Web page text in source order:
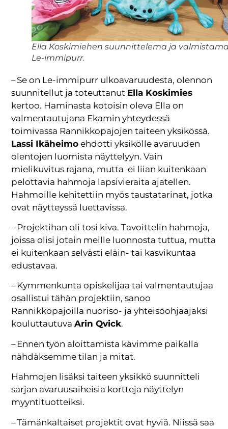
Ella Koskimiehen suunnittelema ja
Le-immipurr.
– Se on Le-immipurr ulkoavaruudesta, olennon
suunnitellut ja toteuttanut Ella Koskimies
kertoo. Haminasta kotoisin oleva Ella on
valmentautujana Ekamin yhteydessä
toimivassa Rannikkopajojen taiteen yksikössä.
Lassi Ikäheimo ehdotti yksikölle avaruuden
olentojen luomista näyttelyyn. Vain
mielikuvitus rajana, mutta ei liian kuitenkaan
pelottavia hahmoja lapsivieraita ajatellen.
Hahmoille kehitettiin myös taustatarinat, jotka
ovat näytteyssä luettavissa.
– Projektihan oli tosi kiva. Tavoittelin hahmoja,
joissa olisi jotain meille luonnosta tuttua, mutta
ei kuitenkaan selvästi eläin- tai kasvikuntaa
edustavaa.
– Kymmenkunta opiskelijaa tai valmentautujaa
osallistui tähän projektiin, sanoo
Rannikkopajoilla nuoriso- ja yhteisöohjaajaksi
kouluttautuvaArin Qvick.
– Ennen työn aloittamista kävimme paikalla
nähdäksemme tilan ja mitat.
Hahmojen lisäksi taiteen yksikkö suunnitteli
sarjan avaruusaiheisia kortteja näyttelyn
myyntituotteiksi.
– Tämänkaltaiset projektit ovat hyviä. Niissä saa